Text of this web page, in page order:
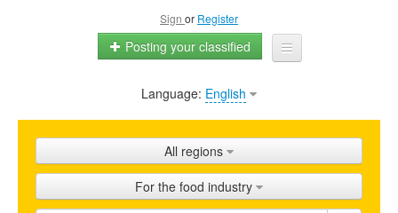
Sign or Register
Posting your classified
Home
Shops
Promotion
Language: English
All regions
For the food industry